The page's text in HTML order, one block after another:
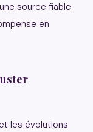
source fiable
en
les évolutions